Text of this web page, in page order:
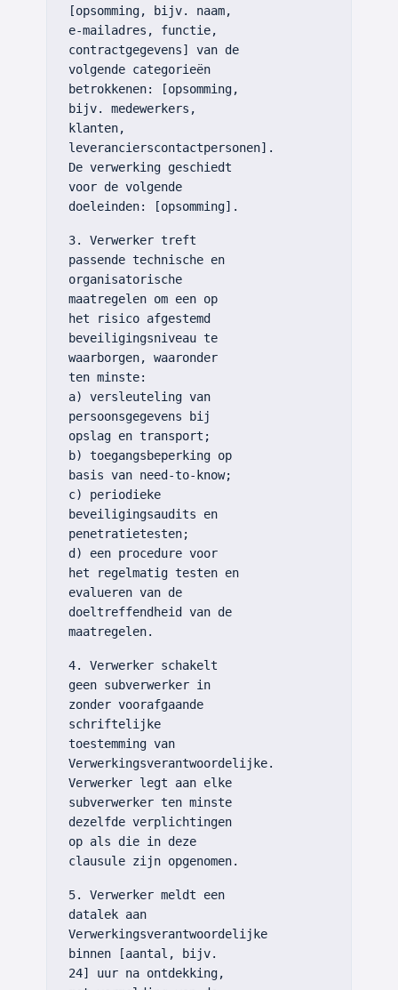
[opsomming, bijv. naam,
e-mailadres, functie,
contractgegevens] van de
volgende categorieën
betrokkenen: [opsomming,
bijv. medewerkers,
klanten,
leverancierscontactpersonen].
De verwerking geschiedt
voor de volgende
doeleinden: [opsomming].
3. Verwerker treft
passende technische en
organisatorische
maatregelen om een op
het risico afgestemd
beveiligingsniveau te
waarborgen, waaronder
ten minste:
a) versleuteling van
persoonsgegevens bij
opslag en transport;
b) toegangsbeperking op
basis van need-to-know;
c) periodieke
beveiligingsaudits en
penetratietesten;
d) een procedure voor
het regelmatig testen en
evalueren van de
doeltreffendheid van de
maatregelen.
4. Verwerker schakelt
geen subverwerker in
zonder voorafgaande
schriftelijke
toestemming van
Verwerkingsverantwoordelijke.
Verwerker legt aan elke
subverwerker ten minste
dezelfde verplichtingen
op als die in deze
clausule zijn opgenomen.
5. Verwerker meldt een
datalek aan
Verwerkingsverantwoordelijke
binnen [aantal, bijv.
24] uur na ontdekking,